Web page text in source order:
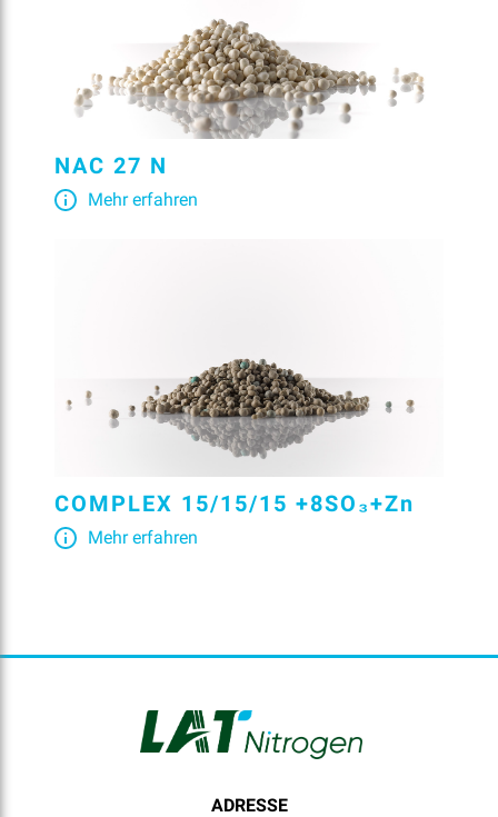
NAC 27 N
Mehr erfahren
COMPLEX 15/15/15 +8SO₃+Zn
Mehr erfahren
ADRESSE